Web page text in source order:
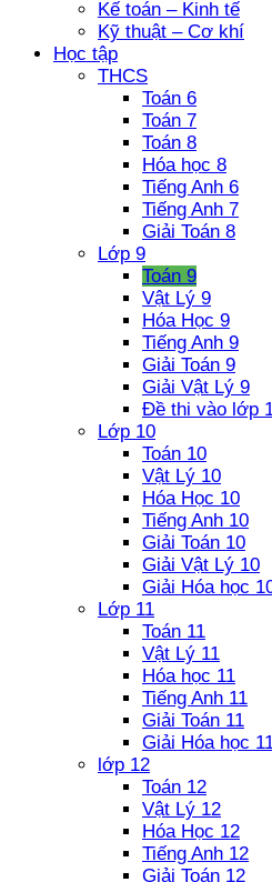
Kế toán – Kinh tế
Kỹ thuật – Cơ khí
Học tập
THCS
Toán 6
Toán 7
Toán 8
Hóa học 8
Tiếng Anh 6
Tiếng Anh 7
Giải Toán 8
Lớp 9
Toán 9
Vật Lý 9
Hóa Học 9
Tiếng Anh 9
Giải Toán 9
Giải Vật Lý 9
Đề thi vào lớp
Lớp 10
Toán 10
Vật Lý 10
Hóa Học 10
Tiếng Anh 10
Giải Toán 10
Giải Vật Lý 10
Giải Hóa học
Lớp 11
Toán 11
Vật Lý 11
Hóa học 11
Tiếng Anh 11
Giải Toán 11
Giải Hóa học
lớp 12
Toán 12
Vật Lý 12
Hóa Học 12
Tiếng Anh 12
Giải Toán 12